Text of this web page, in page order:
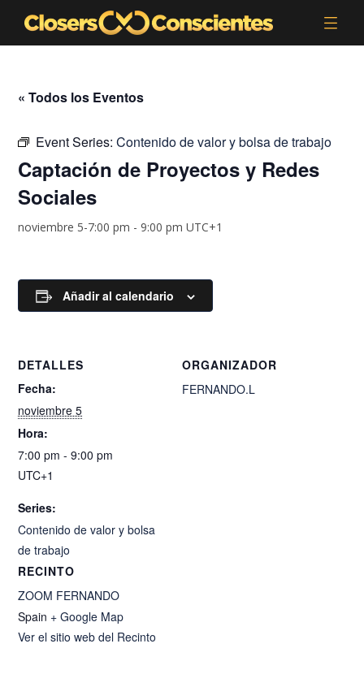
« Todos los Eventos
Event Series:Contenido de valor y bolsa de trabajo
Captación de Proyectos y Redes
Sociales
noviembre 5-7:00 pm -9:00 pm UTC+1
Añadir al calendario
DETALLES
Fecha:
noviembre 5
Hora:
7:00 pm - 9:00 pm
UTC+1
Series:
Contenido de valor y bolsa
de trabajo
RECINTO
ZOOM FERNANDO
Spain + Google Map
Ver el sitio web del Recinto
ORGANIZADOR
FERNANDO.L